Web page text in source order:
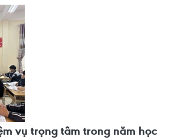
vụ trọng tâm trong năm học